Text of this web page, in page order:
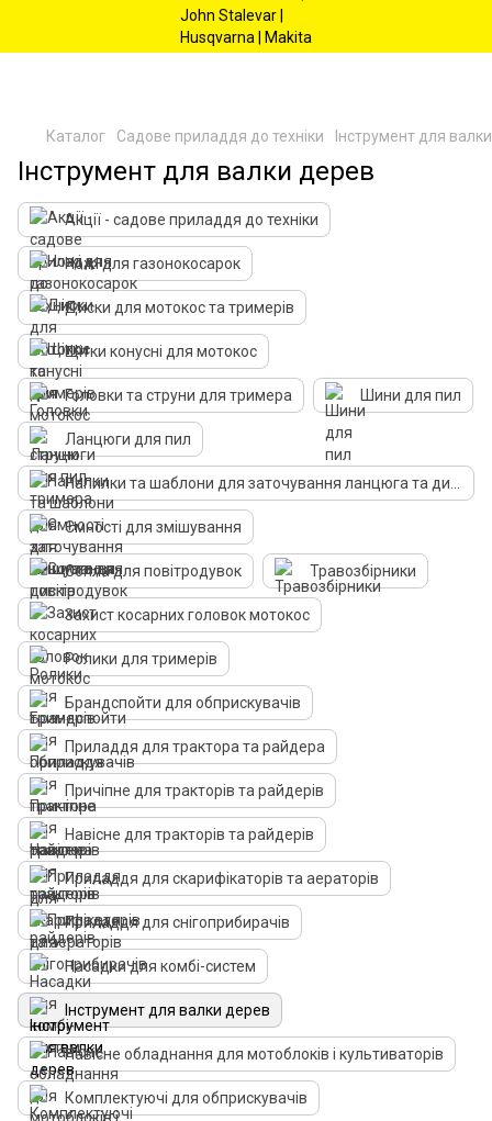
Каталог Садове приладдя до техніки Інструмент для
Інструмент для валки дерев
Акції - садове приладдя до техніки
Ножі для газонокосарок
Диски для мотокос та тримерів
Щітки конусні для мотокос
Головки та струни для тримера Шини для пил
Ланцюги для пил
Ємності для змішування
Сопла для повітродувок Травозбірники
Захист косарних головок мотокос
Ролики для тримерів
Брандспойти для обприскувачів
Приладдя для трактора та райдера
Причіпне для тракторів та райдерів
Навісне для тракторів та райдерів
Приладдя для скарифікаторів та аераторів
Приладдя для снігоприбирачів
Насадки для комбі-систем
Інструмент для валки дерев
Навісне обладнання для мотоблоків і культиваторів
Комплектуючі для обприскувачів